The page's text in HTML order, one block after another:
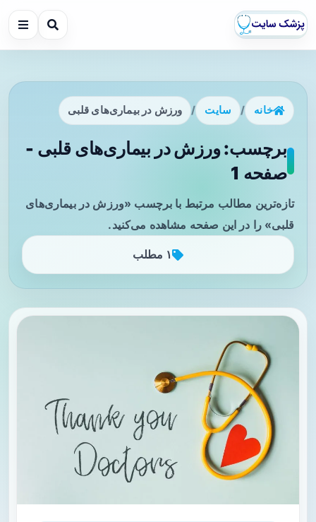
خانه / سایت / ورزش در بیماری‌های قلبی
برچسب: ورزش در بیماری‌های قلبی -
صفحه 1
تازه‌ترین مطالب مرتبط با برچسب «ورزش در بیماری‌های
قلبی» را در این صفحه مشاهده می‌کنید.
۱ مطلب